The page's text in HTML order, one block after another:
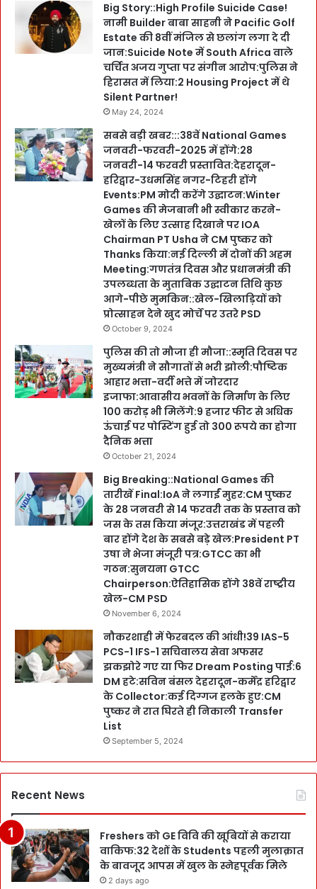
Big Story::High Profile Suicide Case!
नामी Builder बाबा साहनी ने Pacific Golf
Estate की 8वीं मंजिल से छलांग लगा दे दी
जान:Suicide Note में South Africa वाले
चर्चित अजय गुप्ता पर संगीन आरोप:पुलिस ने
हिरासत में लिया:2 Housing Project में थे
Silent Partner!
May 24, 2024
सबसे बड़ी खबर:::38वें National Games
जनवरी-फरवरी-2025 में होंगे:28
जनवरी-14 फरवरी प्रस्तावित:देहरादून-
हरिद्वार-उधमसिंह नगर-टिहरी होंगे
Events:PM मोदी करेंगे उद्घाटन:Winter
Games की मेजबानी भी स्वीकार करने-
खेलों के लिए उत्साह दिखाने पर IOA
Chairman PT Usha ने CM पुष्कर को
Thanks किया:नई दिल्ली में दोनों की अहम
Meeting:गणतंत्र दिवस और प्रधानमंत्री की
उपलब्धता के मुताबिक उद्घाटन तिथि कुछ
आगे-पीछे मुमकिन::खेल-खिलाड़ियों को
प्रोत्साहन देने खुद मोर्चे पर उतरे PSD
October 9, 2024
पुलिस की तो मौजा ही मौजा::स्मृति दिवस पर
मुख्यमंत्री ने सौगातों से भरी झोली:पौष्टिक
आहार भत्ता-वर्दी भत्ते में जोरदार
इजाफा:आवासीय भवनों के निर्माण के लिए
100 करोड़ भी मिलेंगे:9 हजार फीट से अधिक
ऊंचाई पर पोस्टिंग हुई तो 300 रूपये का होगा
दैनिक भत्ता
October 21, 2024
Big Breaking::National Games की
तारीखें Final:IoA ने लगाईं मुहर:CM पुष्कर
के 28 जनवरी से 14 फरवरी तक के प्रस्ताव को
जस के तस किया मंजूर:उत्तराखंड में पहली
बार होंगे देश के सबसे बड़े खेल:President PT
उषा ने भेजा मंजूरी पत्र:GTCC का भी
गठन:सुनयना GTCC
Chairperson:ऐतिहासिक होंगे 38वें राष्ट्रीय
खेल-CM PSD
November 6, 2024
नौकरशाही में फेरबदल की आंधी!39 IAS-5
PCS-1 IFS-1 सचिवालय सेवा अफसर
झकझोरे गए या फिर Dream Posting पाई:6
DM हटे:सविन बंसल देहरादून-कर्मेंद्र हरिद्वार
के Collector:कई दिग्गज हलके हुए:CM
पुष्कर ने रात घिरते ही निकाली Transfer
List
September 5, 2024
Recent News
Freshers को GE विवि की खूबियों से कराया
वाकिफ:32 देशों के Students पहली मुलाक़ात
के बावजूद आपस में खुल के स्नेहपूर्वक मिले
2 days ago